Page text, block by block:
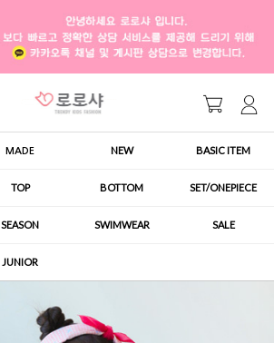
MADE NEW BASIC ITEM
TOP BOTTOM SET/ONEPIECE
SEASON SWIMWEAR SALE
JUNIOR